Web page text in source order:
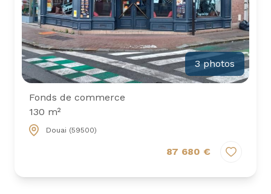
3 photos
Fonds de commerce
130 m²
Douai (59500)
87 680 €